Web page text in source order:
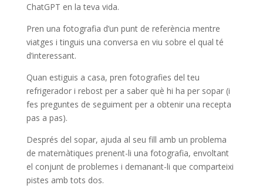
ChatGPT en la teva vida.
Pren una fotografia d’un punt de referència mentre
viatges i tinguis una conversa en viu sobre el qual té
d’interessant.
Quan estiguis a casa, pren fotografies del teu
refrigerador i rebost per a saber què hi ha per sopar (i
fes preguntes de seguiment per a obtenir una recepta
pas a pas).
Després del sopar, ajuda al seu fill amb un problema
de matemàtiques prenent-li una fotografia, envoltant
el conjunt de problemes i demanant-li que comparteixi
pistes amb tots dos.